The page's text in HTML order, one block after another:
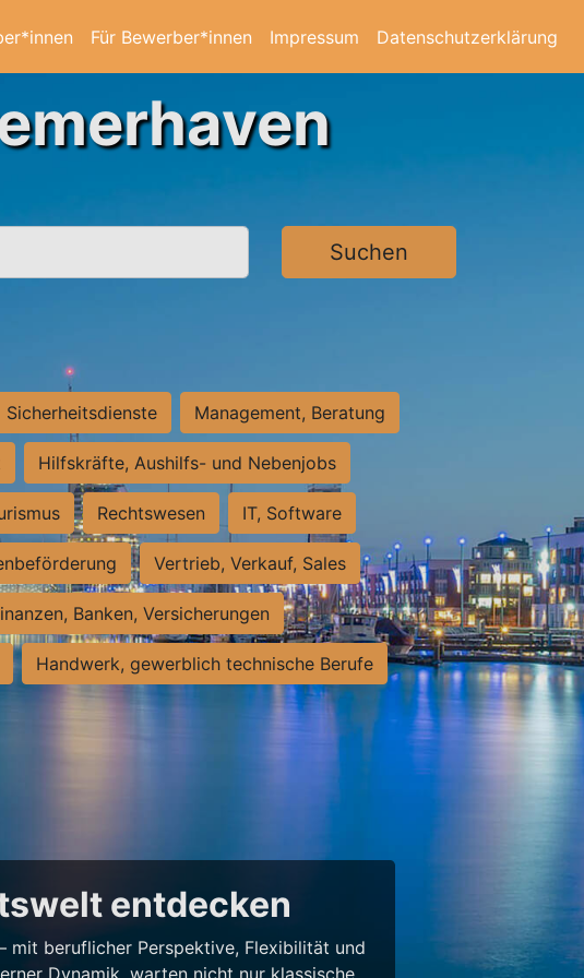
Für Bewerber*innen Impressum Datenschutzerklärung
Suchen
Sicherheitsdienste Management, Beratung
Hilfskräfte, Aushilfs- und Nebenjobs
Rechtswesen IT, Software
Vertrieb, Verkauf, Sales
Banken, Versicherungen
Handwerk, gewerblich technische Berufe
entdecken
mit beruflicher Perspektive, Flexibilität und